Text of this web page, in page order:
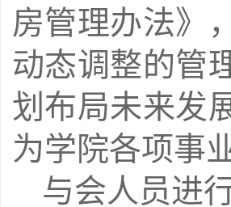
房管理办法》
动态调整的管
划布局未来发
为学院各项事
与会人员进